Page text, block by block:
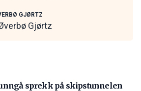
GJØRTZ
Gjørtz
sprekk på skipstunnelen